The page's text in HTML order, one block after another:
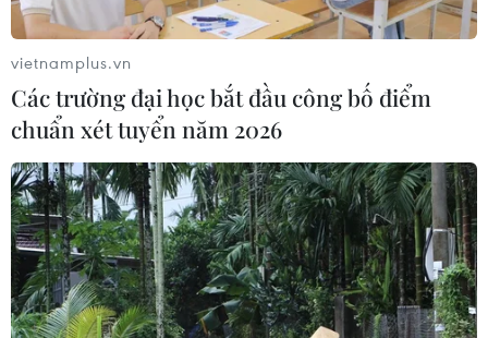
vietnamplus.vn
Các trường đại học bắt đầu công bố điểm
chuẩn xét tuyển năm 2026